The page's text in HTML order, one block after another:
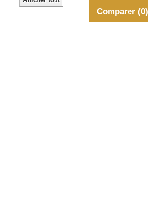
Comparer (0)